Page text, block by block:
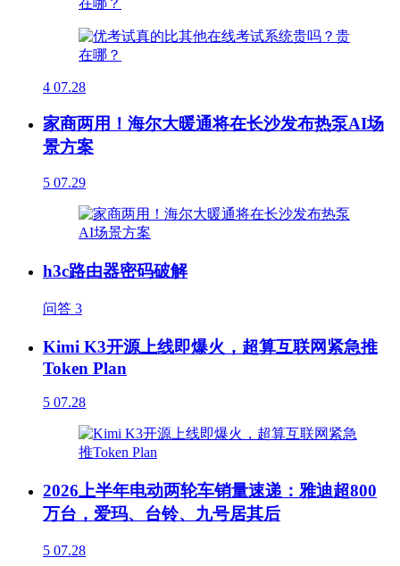
4 07.28
家商两用！海尔大暖通将在长沙发布热泵AI场
景方案
5 07.29
h3c路由器密码破解
问答 3
Kimi K3开源上线即爆火，超算互联网紧急推
Token Plan
5 07.28
2026上半年电动两轮车销量速递：雅迪超800
万台，爱玛、台铃、九号居其后
5 07.28